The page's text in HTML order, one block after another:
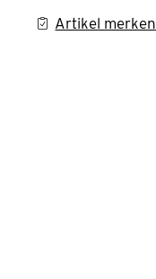
Artikel merken